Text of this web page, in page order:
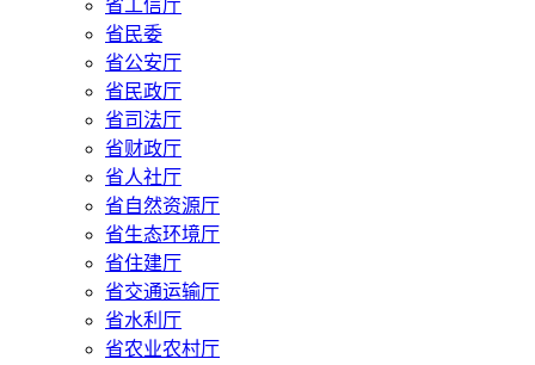
省工信厅
省民委
省公安厅
省民政厅
省司法厅
省财政厅
省人社厅
省自然资源厅
省生态环境厅
省住建厅
省交通运输厅
省水利厅
省农业农村厅